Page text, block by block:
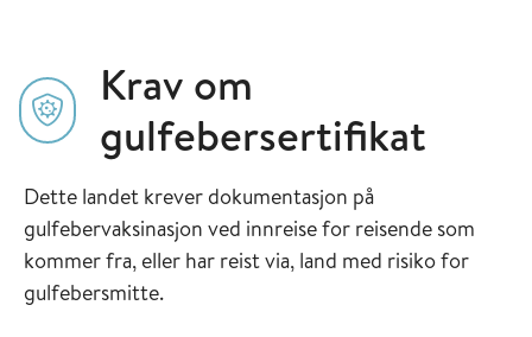
Krav om
gulfebersertifikat
Dette landet krever dokumentasjon på
gulfebervaksinasjon ved innreise for reisende som
kommer fra, eller har reist via, land med risiko for
gulfebersmitte.